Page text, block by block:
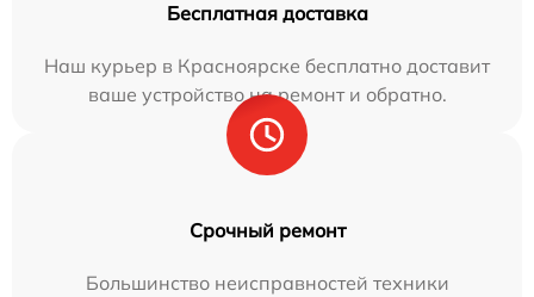
Бесплатная доставка
Наш курьер в Красноярске бесплатно доставит
ваше устройство на ремонт и обратно.
Срочный ремонт
Большинство неисправностей техники